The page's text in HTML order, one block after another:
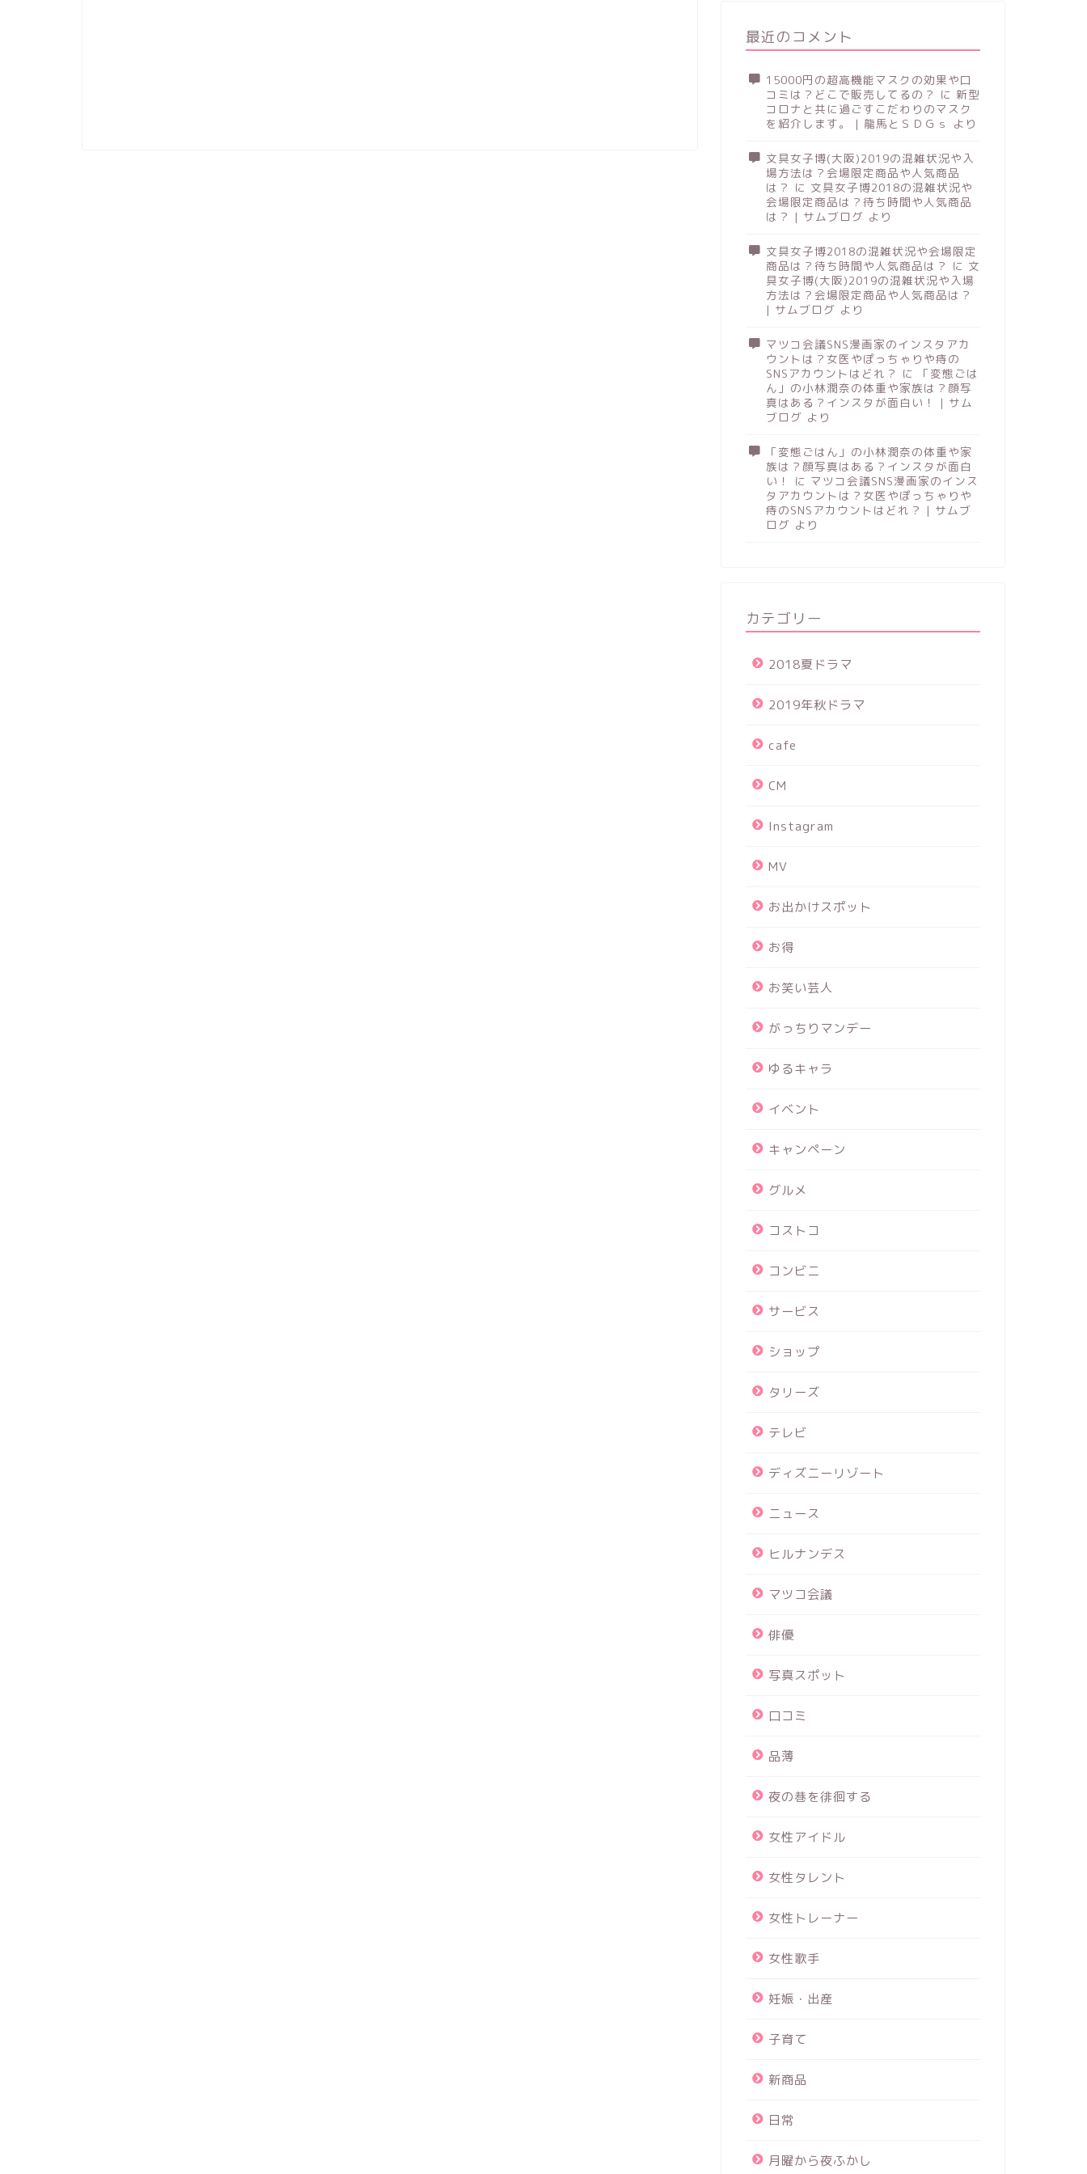
最近のコメント
15000円の超高機能マスクの効果や口
コミは？どこで販売してるの？ に 新型
コロナと共に過ごすこだわりのマスク
を紹介します。 | 龍馬とＳＤＧｓ
より
文具女子博(大阪)2019の混雑状況や入
場方法は？会場限定商品や人気商品
は？ に 文具女子博2018の混雑状況や
会場限定商品は？待ち時間や人気商品
は？ | サムブログ より
文具女子博2018の混雑状況や会場限定
商品は？待ち時間や人気商品は？ に 文
具女子博(大阪)2019の混雑状況や入場
方法は？会場限定商品や人気商品は？
| サムブログ より
マツコ会議SNS漫画家のインスタアカ
ウントは？女医やぽっちゃりや痔の
SNSアカウントはどれ？ に
「変態ごは
ん」の小林潤奈の体重や家族は？顔写
真はある？インスタが面白い！ | サム
ブログ より
「変態ごはん」の小林潤奈の体重や家
族は？顔写真はある？インスタが面白
い！
に マツコ会議SNS漫画家のインス
タアカウントは？女医やぽっちゃりや
痔のSNSアカウントはどれ？ | サムブ
ログ より
カテゴリー
2018夏ドラマ
2019年秋ドラマ
cafe
CM
Instagram
MV
お出かけスポット
お得
お笑い芸人
がっちりマンデー
ゆるキャラ
イベント
キャンペーン
グルメ
コストコ
コンビニ
サービス
ショップ
タリーズ
テレビ
ディズニーリゾート
ニュース
ヒルナンデス
マツコ会議
俳優
写真スポット
口コミ
品薄
夜の巷を徘徊する
女性アイドル
女性タレント
女性トレーナー
女性歌手
妊娠・出産
子育て
新商品
日常
月曜から夜ふかし